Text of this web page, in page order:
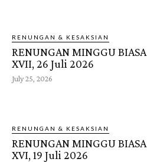
RENUNGAN & KESAKSIAN
RENUNGAN MINGGU BIASA
XVII, 26 Juli 2026
July 25, 2026
RENUNGAN & KESAKSIAN
RENUNGAN MINGGU BIASA
XVI, 19 Juli 2026